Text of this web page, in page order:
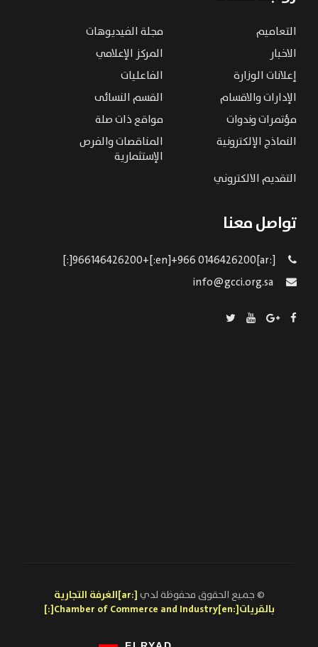
التعاميم
مجلة الفيديوهات
الاخبار
المركز الإعلامي
إعلانات الوزارة
الفاعليات
الإدارات والاقسام
القسم النسائى
مؤتمرات وندوات
مواقع ذات صلة
النماذج الإلكترونية
المناقصات والفرص
الإستثمارية
التقديم الالكتروني
تواصل معنا
[:ar]966146426200+[:en]+966 0146426200[:]
© جميع الحقوق محفوظة لدي
[:ar]الغرفة التجارية
بالقريات[:en]Chamber of Commerce and Industry[:]